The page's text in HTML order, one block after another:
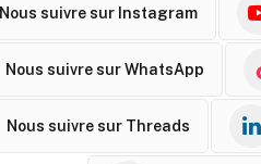
Nous suivre sur Instagram
Nous suivre sur WhatsApp
Nous suivre sur Threads